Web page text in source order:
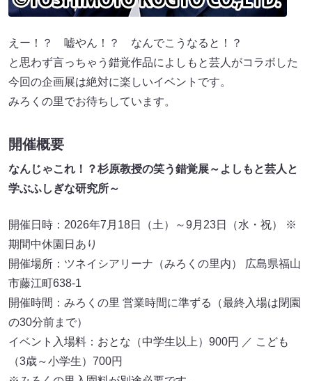
えー！？ 嘘やん！？ なんでこうなると！？
と思わず言っちゃう錯覚作品によしもと芸人がコラボした
今回の企画展は絶対に楽しいイベントです。
みろくの里でお待ちしています。
開催概要
なんじゃこれ！？杉原教授の笑う錯覚展～よしもと芸人と
学ぶふしぎな研究所～
開催日時：2026年7月18日（土）～9月23日（水・祝） ※
期間中休園日あり
開催場所：ツネイシアリーナ（みろくの里内） 広島県福山
市藤江町638-1
開催時間：みろくの里 営業時間に準ずる（最終入場は閉園
の30分前まで）
イベント入場料：おとな（中学生以上）900円 ／ こども
（3歳～小学生）700円